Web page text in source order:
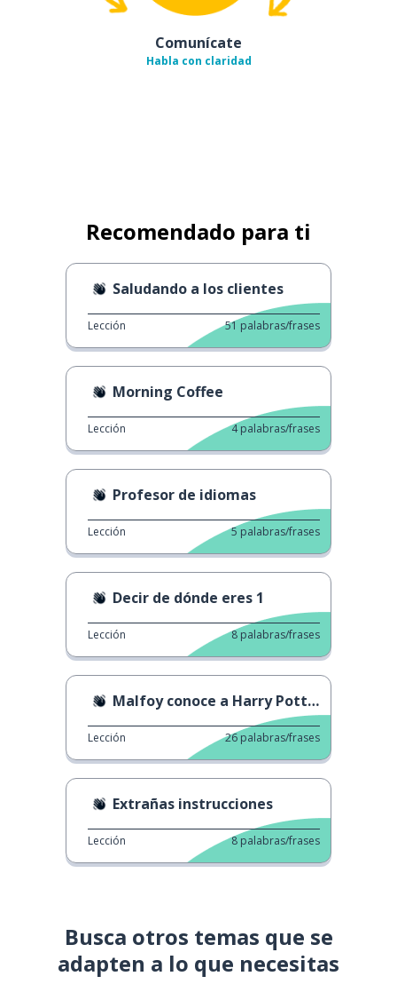
Comunícate
Habla con claridad
Recomendado para ti
Saludando a los clientes
Lección 51 palabras/frases
Morning Coffee
Lección 4 palabras/frases
Profesor de idiomas
Lección 5 palabras/frases
Decir de dónde eres 1
Lección 8 palabras/frases
Malfoy conoce a Harry Potter
Lección 26 palabras/frases
Extrañas instrucciones
Lección 8 palabras/frases
Busca otros temas que se
adapten a lo que necesitas